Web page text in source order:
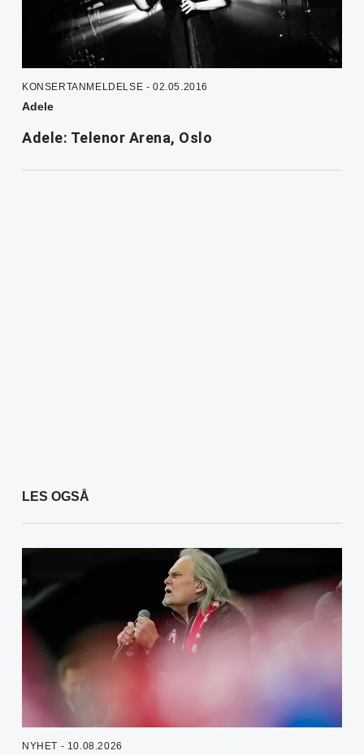
KONSERTANMELDELSE - 02.05.2016
Adele
Adele: Telenor Arena, Oslo
LES OGSÅ
NYHET - 10.08.2026